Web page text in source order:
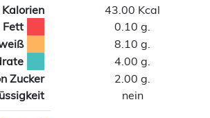
Kalorien
43.00 Kcal
Fett
0.10 g.
8.10 g.
4.00 g.
Zucker
2.00 g.
nein